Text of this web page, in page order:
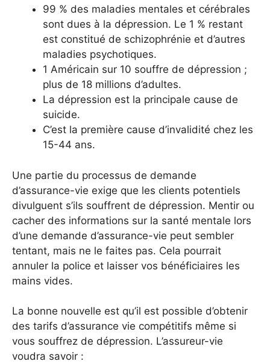
99 % des maladies mentales et cérébrales
sont dues à la dépression. Le 1 % restant
est constitué de schizophrénie et d’autres
maladies psychotiques.
1 Américain sur 10 souffre de dépression ;
plus de 18 millions d’adultes.
La dépression est la principale cause de
suicide.
C’est la première cause d’invalidité chez les
15-44 ans.
Une partie du processus de demande
d’assurance-vie exige que les clients potentiels
divulguent s’ils souffrent de dépression. Mentir ou
cacher des informations sur la santé mentale lors
d’une demande d’assurance-vie peut sembler
tentant, mais ne le faites pas. Cela pourrait
annuler la police et laisser vos bénéficiaires les
mains vides.
La bonne nouvelle est qu’il est possible d’obtenir
des tarifs d’assurance vie compétitifs même si
vous souffrez de dépression. L’assureur-vie
voudra savoir :